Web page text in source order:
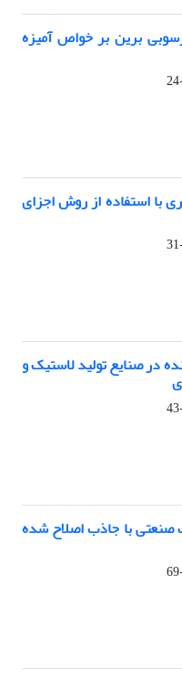
برین بر خواص آمیزه
با استفاده از روش اجزای
در صنایع تولید لاستیک و
با جاذب اصلاح شده